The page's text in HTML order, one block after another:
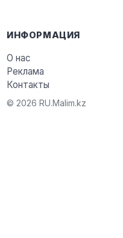
ИНФОРМАЦИЯ
О нас
Реклама
Контакты
© 2026 RU.Malim.kz